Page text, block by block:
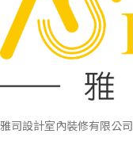
雅司設計室內裝修有限公司